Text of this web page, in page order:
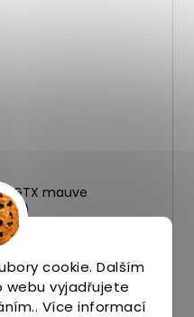
cookie. Dalším
vyjadřujete
Více informací
2 GTX mauve
ks)